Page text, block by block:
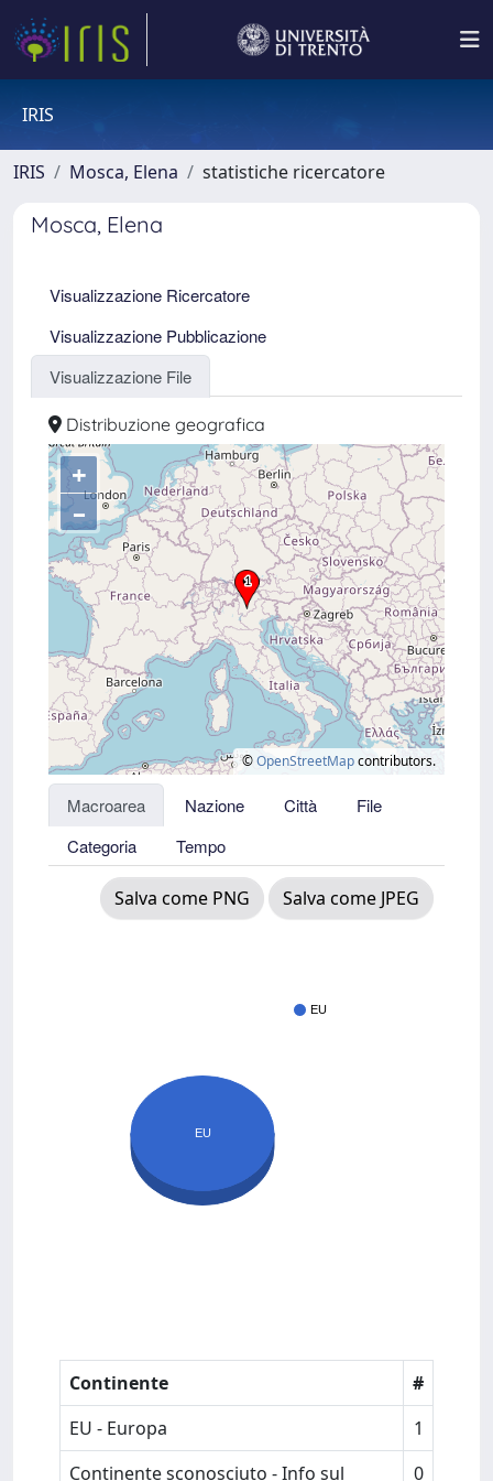
IRIS
IRIS Mosca, Elena statistiche ricercatore
Mosca, Elena
Visualizzazione Ricercatore
Visualizzazione Pubblicazione
Visualizzazione File
Distribuzione geografica
+
–
©OpenStreetMapcontributors.
Macroarea Nazione Città
File
Categoria
Tempo
Salva come PNG Salva come JPEG
EU
EU
Continente
#
EU - Europa
1
Continente sconosciuto - Info sul
0